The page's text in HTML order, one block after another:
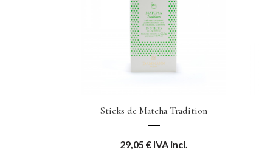
Sticks de Matcha Tradition
29,05 € IVA incl.